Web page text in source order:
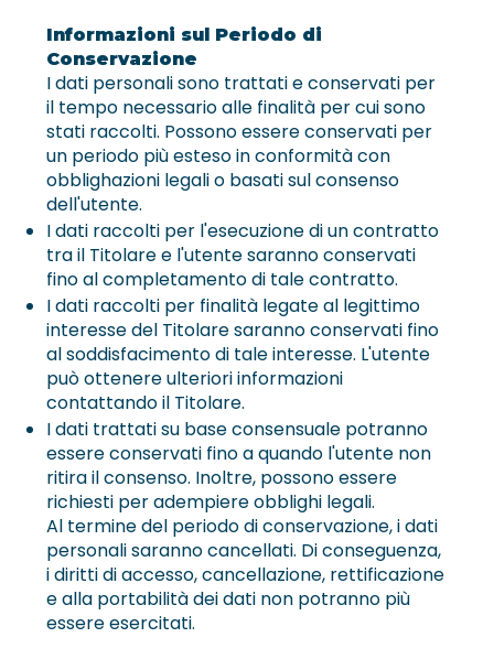
Informazioni sul Periodo di
Conservazione
I dati personali sono trattati e conservati per
il tempo necessario alle finalità per cui sono
stati raccolti. Possono essere conservati per
un periodo più esteso in conformità con
obblighazioni legali o basati sul consenso
dell'utente.
I dati raccolti per l'esecuzione di un contratto
tra il Titolare e l'utente saranno conservati
fino al completamento di tale contratto.
I dati raccolti per finalità legate al legittimo
interesse del Titolare saranno conservati fino
al soddisfacimento di tale interesse. L'utente
può ottenere ulteriori informazioni
contattando il Titolare.
I dati trattati su base consensuale potranno
essere conservati fino a quando l'utente non
ritira il consenso. Inoltre, possono essere
richiesti per adempiere obblighi legali.
Al termine del periodo di conservazione, i dati
personali saranno cancellati. Di conseguenza,
i diritti di accesso, cancellazione, rettificazione
e alla portabilità dei dati non potranno più
essere esercitati.